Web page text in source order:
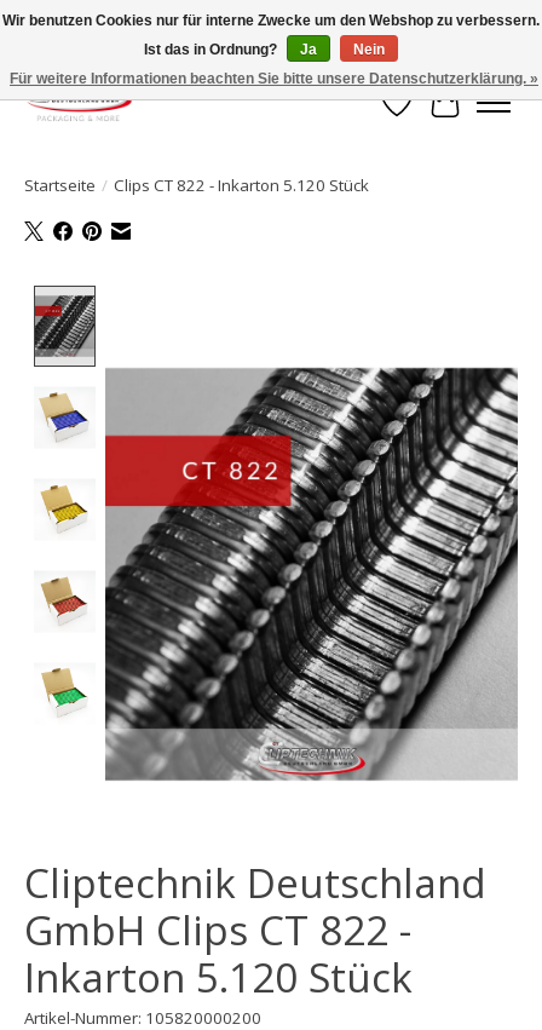
Ihr Onlineshop für Clipverschlusstechnik!
Wunschzettel
Ihr
Startseite / Clips CT 822 - Inkarton 5.120 Stück
Cliptechnik Deutschland
GmbH Clips CT 822 -
Inkarton 5.120 Stück
Artikel-Nummer: 105820000200
Wir benutzen Cookies nur für interne Zwecke um den Webshop zu verbessern.
Ist das in Ordnung?
Ja
Nein
Für weitere Informationen beachten Sie bitte unsere Datenschutzerklärung. »